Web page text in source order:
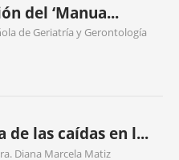
del ‘Manua...
de Geriatría y Gerontología
de las caídas en l...
Diana Marcela Matiz